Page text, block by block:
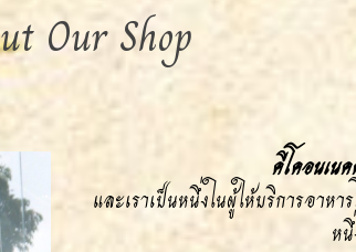
Our Shop
คีโคอนเน
และเราเป็นหนึ่งในผู้ให้บริการอาห
ห